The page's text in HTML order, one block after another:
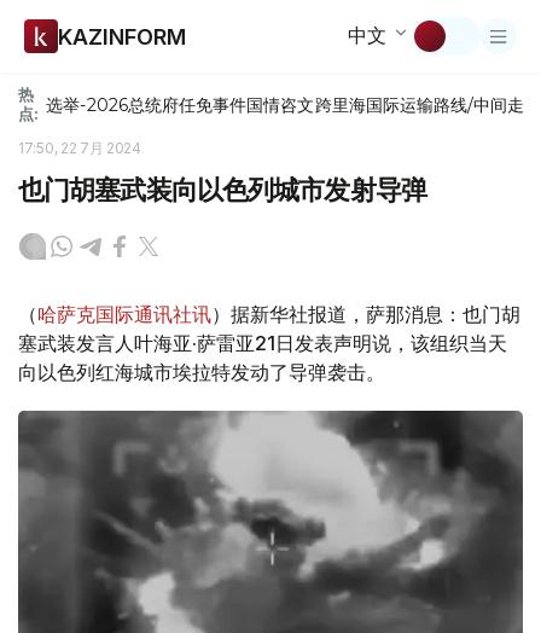
KAZINFORM 中文
热
点: 选举-2026总统府任免事件国情咨文跨里海国际运输路线/中间走廊
17:50, 22 7月 2024
也门胡塞武装向以色列城市发射导弹
（哈萨克国际通讯社讯）据新华社报道，萨那消息：也门胡
塞武装发言人叶海亚·萨雷亚21日发表声明说，该组织当天
向以色列红海城市埃拉特发动了导弹袭击。